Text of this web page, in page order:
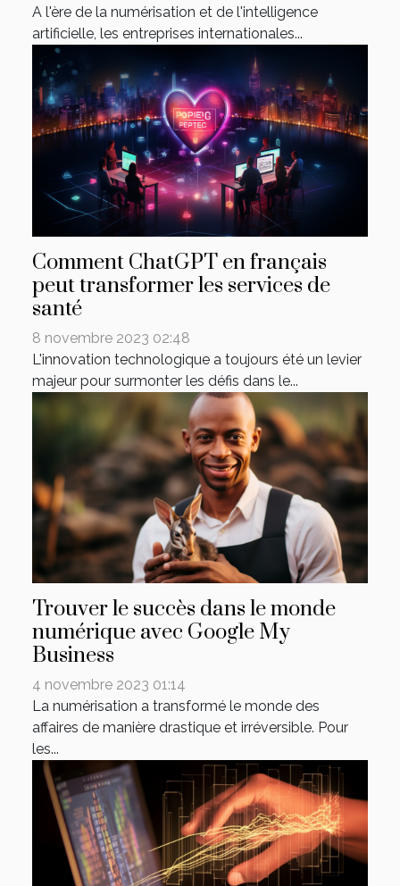
A l'ère de la numérisation et de l'intelligence
artificielle, les entreprises internationales...
Comment ChatGPT en français
peut transformer les services de
santé
8 novembre 2023 02:48
L'innovation technologique a toujours été un levier
majeur pour surmonter les défis dans le...
Trouver le succès dans le monde
numérique avec Google My
Business
4 novembre 2023 01:14
La numérisation a transformé le monde des
affaires de manière drastique et irréversible. Pour
les...